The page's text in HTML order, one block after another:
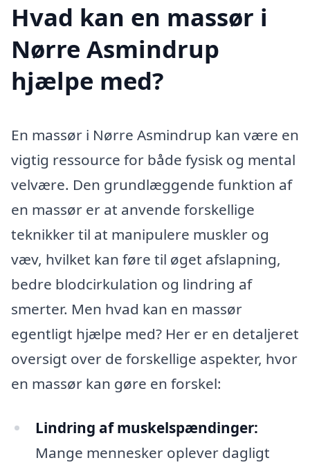
Hvad kan en massør i
Nørre Asmindrup
hjælpe med?
En massør i Nørre Asmindrup kan være en
vigtig ressource for både fysisk og mental
velvære. Den grundlæggende funktion af
en massør er at anvende forskellige
teknikker til at manipulere muskler og
væv, hvilket kan føre til øget afslapning,
bedre blodcirkulation og lindring af
smerter. Men hvad kan en massør
egentligt hjælpe med? Her er en detaljeret
oversigt over de forskellige aspekter, hvor
en massør kan gøre en forskel:
Lindring af muskelspændinger:
Mange mennesker oplever dagligt